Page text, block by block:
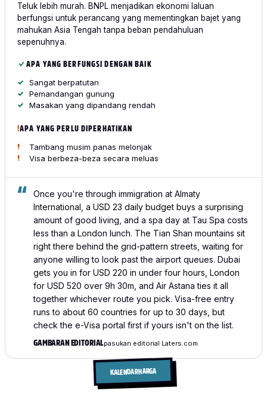
Teluk lebih murah. BNPL menjadikan ekonomi laluan
berfungsi untuk perancang yang mementingkan bajet yang
mahukan Asia Tengah tanpa beban pendahuluan
sepenuhnya.
APA YANG BERFUNGSI DENGAN BAIK
Sangat berpatutan
Pemandangan gunung
Masakan yang dipandang rendah
APA YANG PERLU DIPERHATIKAN
Tambang musim panas melonjak
Visa berbeza-beza secara meluas
Once you're through immigration at Almaty
International, a USD 23 daily budget buys a surprising
amount of good living, and a spa day at Tau Spa costs
less than a London lunch. The Tian Shan mountains sit
right there behind the grid-pattern streets, waiting for
anyone willing to look past the airport queues. Dubai
gets you in for USD 220 in under four hours, London
for USD 520 over 9h 30m, and Air Astana ties it all
together whichever route you pick. Visa-free entry
runs to about 60 countries for up to 30 days, but
check the e-Visa portal first if yours isn't on the list.
GAMBARAN EDITORIAL pasukan editorial Laters.com
KALENDAR HARGA